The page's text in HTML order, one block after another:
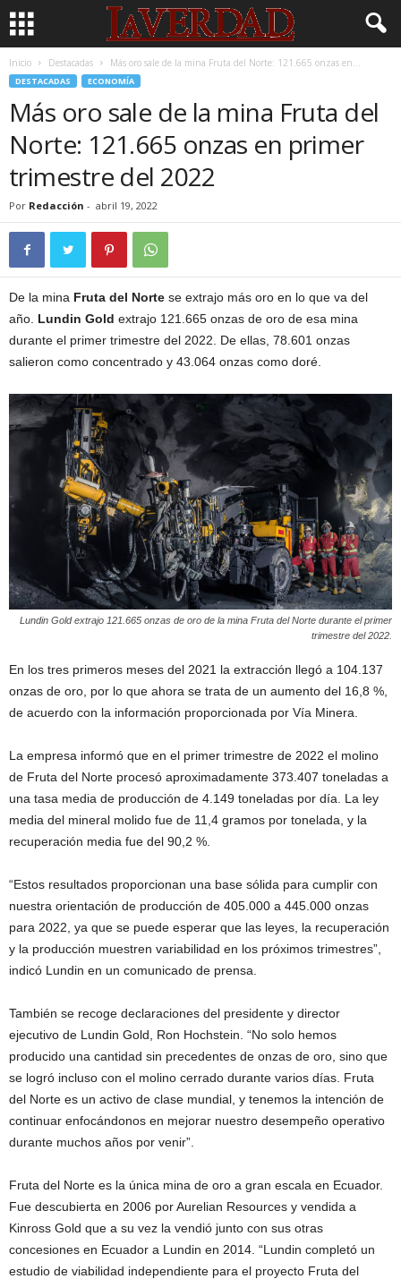
Inicio Destacadas Más oro sale de la mina Fruta del Norte: 121.665 onzas en...
DESTACADAS ECONOMÍA
Más oro sale de la mina Fruta del
Norte: 121.665 onzas en primer
trimestre del 2022
Por Redacción - abril 19, 2022
De la mina Fruta del Norte se extrajo más oro en lo que va del
año. Lundin Gold extrajo 121.665 onzas de oro de esa mina
durante el primer trimestre del 2022. De ellas, 78.601 onzas
salieron como concentrado y 43.064 onzas como doré.
Lundin Gold extrajo 121.665 onzas de oro de la mina Fruta del Norte durante el primer
trimestre del 2022.
En los tres primeros meses del 2021 la extracción llegó a 104.137
onzas de oro, por lo que ahora se trata de un aumento del 16,8 %,
de acuerdo con la información proporcionada por Vía Minera.
La empresa informó que en el primer trimestre de 2022 el molino
de Fruta del Norte procesó aproximadamente 373.407 toneladas a
una tasa media de producción de 4.149 toneladas por día. La ley
media del mineral molido fue de 11,4 gramos por tonelada, y la
recuperación media fue del 90,2 %.
“Estos resultados proporcionan una base sólida para cumplir con
nuestra orientación de producción de 405.000 a 445.000 onzas
para 2022, ya que se puede esperar que las leyes, la recuperación
y la producción muestren variabilidad en los próximos trimestres”,
indicó Lundin en un comunicado de prensa.
También se recoge declaraciones del presidente y director
ejecutivo de Lundin Gold, Ron Hochstein. “No solo hemos
producido una cantidad sin precedentes de onzas de oro, sino que
se logró incluso con el molino cerrado durante varios días. Fruta
del Norte es un activo de clase mundial, y tenemos la intención de
continuar enfocándonos en mejorar nuestro desempeño operativo
durante muchos años por venir”.
Fruta del Norte es la única mina de oro a gran escala en Ecuador.
Fue descubierta en 2006 por Aurelian Resources y vendida a
Kinross Gold que a su vez la vendió junto con sus otras
concesiones en Ecuador a Lundin en 2014. “Lundin completó un
estudio de viabilidad independiente para el proyecto Fruta del